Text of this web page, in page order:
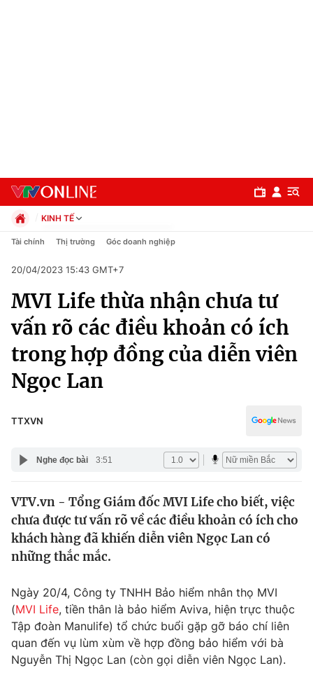
Chuyên mục
Chính trị
Xã hội
Tin tức
Thế giới đó đây
Câu chuyện quốc tế
Kinh tế
Tài chính
Góc doanh nghiệp
Dữ liệu và đời sống
Truyền hình
Phim VTV
Hậu trường
Giải trí
KINH TẾ
Chính trị
Pháp luật
Kinh tế
Thể thao
Truyền hình
Văn hóa - Giải trí
Y tế
Đời sống
Tài chính Thị trường Góc doanh nghiệp
20/04/2023 15:43 GMT+7
MVI Life thừa nhận chưa tư
vấn rõ các điều khoản có ích
trong hợp đồng của diễn viên
Ngọc Lan
TTXVN
Nghe đọc bài 3:51
VTV.vn - Tổng Giám đốc MVI Life cho biết, việc
chưa được tư vấn rõ về các điều khoản có ích cho
khách hàng đã khiến diễn viên Ngọc Lan có
những thắc mắc.
Ngày 20/4, Công ty TNHH Bảo hiểm nhân thọ MVI
(MVI Life, tiền thân là bảo hiểm Aviva, hiện trực thuộc
Tập đoàn Manulife) tổ chức buổi gặp gỡ báo chí liên
quan đến vụ lùm xùm về hợp đồng bảo hiểm với bà
Nguyễn Thị Ngọc Lan (còn gọi diễn viên Ngọc Lan).